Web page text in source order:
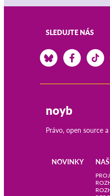
SLEDUJTE NÁS
noyb
Právo, open source
NOVINKY